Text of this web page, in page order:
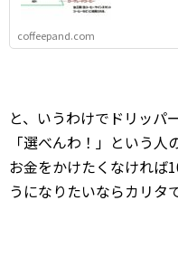
coffeepand.com
と、いうわけでドリッパ
「選べんわ！」という
お金をかけたくなければ
うになりたいならカリタ